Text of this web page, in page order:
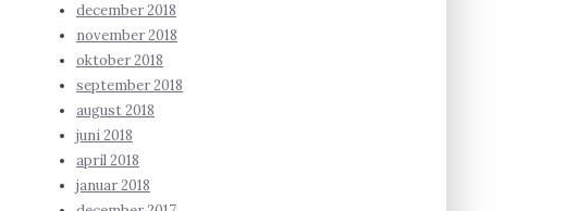
december 2018
november 2018
oktober 2018
september 2018
august 2018
juni 2018
april 2018
januar 2018